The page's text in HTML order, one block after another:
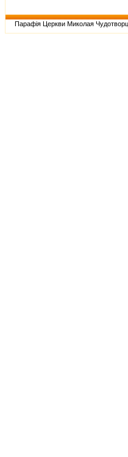
Парафія Церкви Миколая